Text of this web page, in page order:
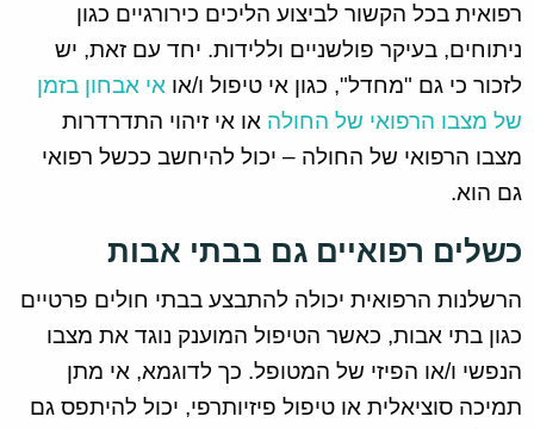
רפואית בכל הקשור לביצוע הליכים כירורגיים כגון
ניתוחים, בעיקר פולשניים וללידות. יחד עם זאת, יש
לזכור כי גם "מחדל", כגון אי טיפול ו/או אי אבחון בזמן
של מצבו הרפואי של החולה או אי זיהוי התדרדרות
מצבו הרפואי של החולה – יכול להיחשב ככשל רפואי
גם הוא.
כשלים רפואיים גם בבתי אבות
הרשלנות הרפואית יכולה להתבצע בבתי חולים פרטיים
כגון בתי אבות, כאשר הטיפול המוענק נוגד את מצבו
הנפשי ו/או הפיזי של המטופל. כך לדוגמא, אי מתן
תמיכה סוציאלית או טיפול פיזיותרפי, יכול להיתפס גם